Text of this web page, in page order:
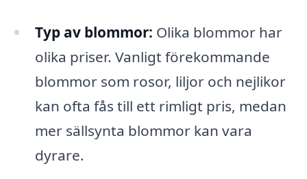
Typ av blommor: Olika blommor har
olika priser. Vanligt förekommande
blommor som rosor, liljor och nejlikor
kan ofta fås till ett rimligt pris, medan
mer sällsynta blommor kan vara
dyrare.